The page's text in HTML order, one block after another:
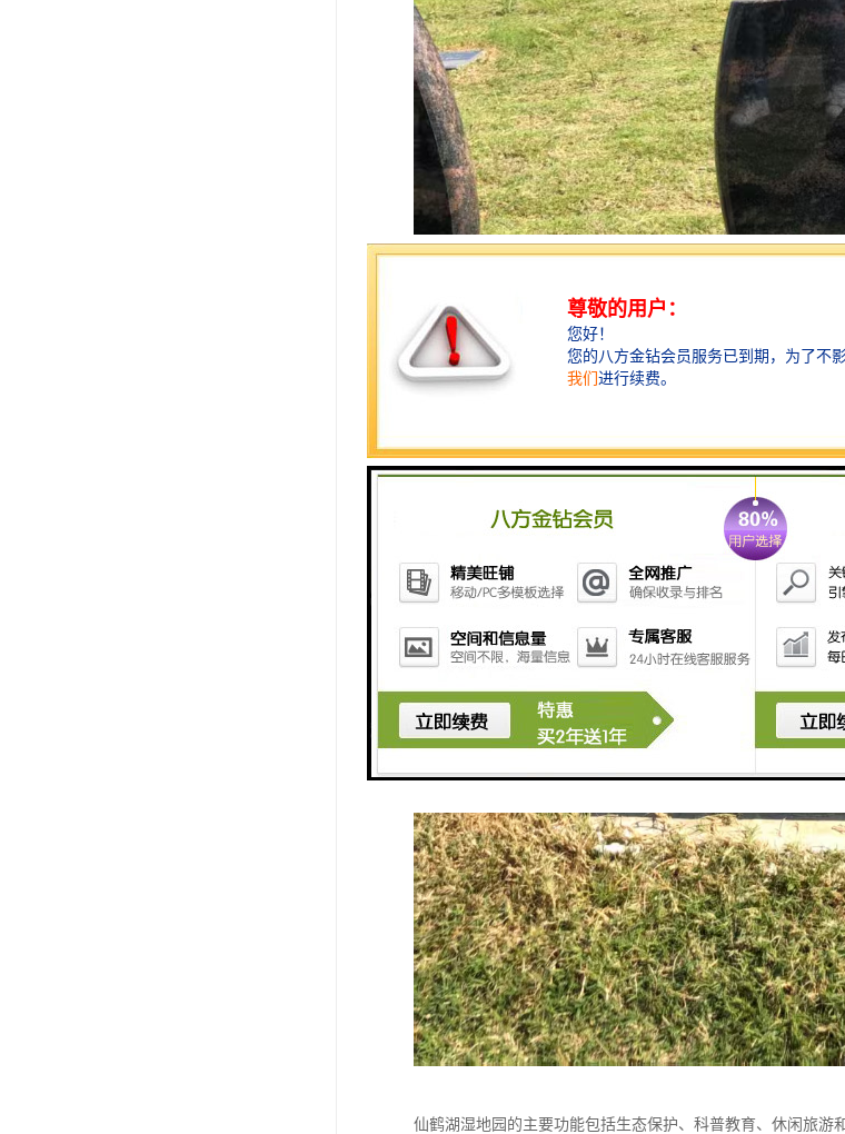
仙鹤湖湿地园的主要功能包括生态保护、科普教育、休闲旅